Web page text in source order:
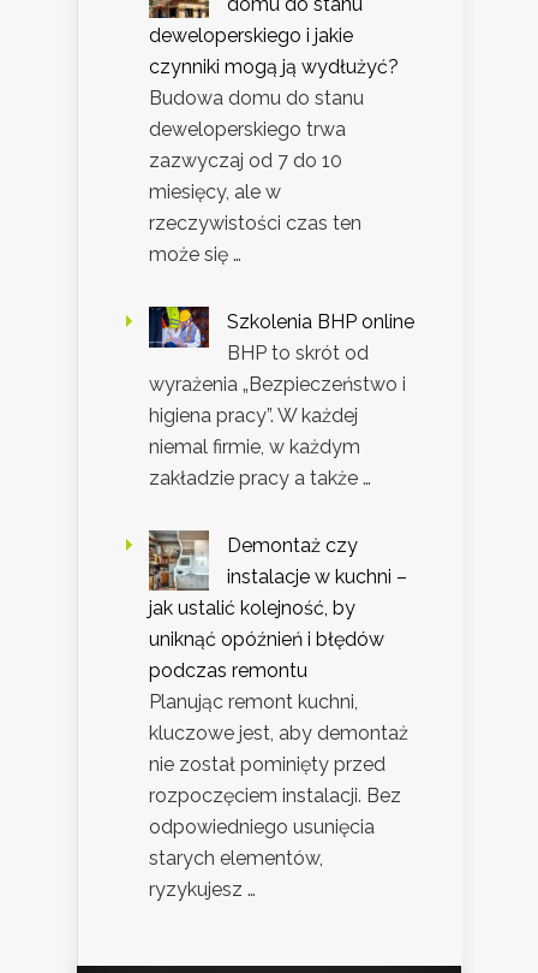
deweloperskiego i jakie
czynniki mogą ją wydłużyć?
Budowa domu do stanu
deweloperskiego trwa
zazwyczaj od 7 do 10
miesięcy, ale w
rzeczywistości czas ten
może się …
Szkolenia BHP online
BHP to skrót od
wyrażenia „Bezpieczeństwo i
higiena pracy”. W każdej
niemal firmie, w każdym
zakładzie pracy a także …
Demontaż czy
instalacje w kuchni –
jak ustalić kolejność, by
uniknąć opóźnień i błędów
podczas remontu
Planując remont kuchni,
kluczowe jest, aby demontaż
nie został pominięty przed
rozpoczęciem instalacji. Bez
odpowiedniego usunięcia
starych elementów,
ryzykujesz …